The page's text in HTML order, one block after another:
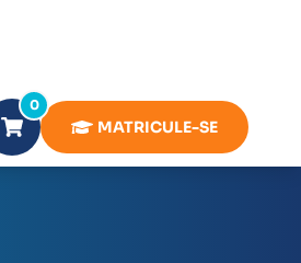
0
MATRICULE-SE